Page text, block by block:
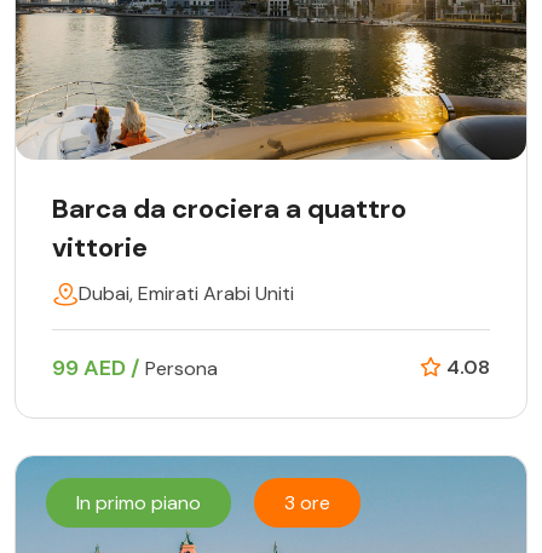
Barca da crociera a quattro
vittorie
Dubai, Emirati Arabi Uniti
99 AED / Persona 4.08
In primo piano 3 ore